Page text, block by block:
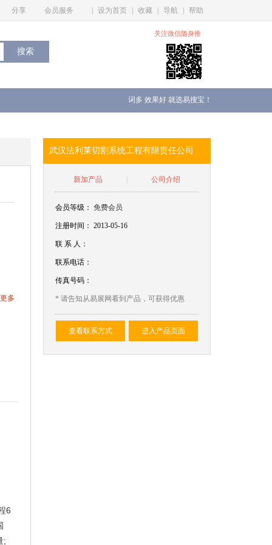
分享 会员服务 设为首页 收藏 导航 帮助
关注微信随身推
词多 效果好 就选易搜宝！
更多
6
;
武汉法利莱切割系统工程有限责任公司
新加产品 公司介绍
会员等级：免费会员
注册时间： 2013-05-16
联 系 人：
联系电话：
传真号码：
* 请告知从易展网看到产品，可获得优惠
查看联系方式 进入产品页面